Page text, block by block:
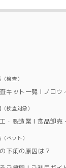
検査）
キット一覧 ノロウ
検査対象）
・製造業 食品卸売
ペット）
下痢の原因は？